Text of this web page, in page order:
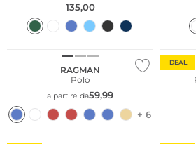
135,00
Taglie grandi
RAGMAN
Polo
a partire da59,99
+ 6
DEAL